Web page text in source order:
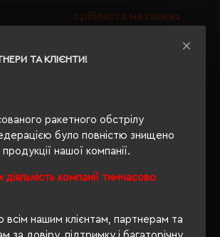
ТА КЛІЄНТИ!
ракетного обстрілу
було повністю знищено
нашої компанії.
компанії тимчасово
нашим клієнтам, партнерам та
срібляста металева